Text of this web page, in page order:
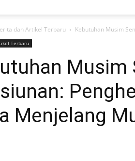
dan Artikel Terbaru Kebutuhan Musim
Terbaru
Musim
Menjelang